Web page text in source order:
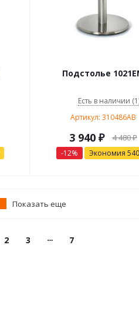
Подстолье
Есть в наличии
Артикул: 310486AB
3 940₽ 4 480₽
-12% Экономия 540
Показать еще
2 3 7